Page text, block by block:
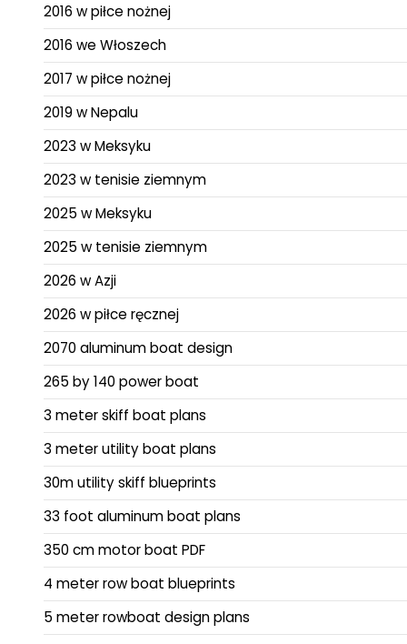
2016 w piłce nożnej
2016 we Włoszech
2017 w piłce nożnej
2019 w Nepalu
2023 w Meksyku
2023 w tenisie ziemnym
2025 w Meksyku
2025 w tenisie ziemnym
2026 w Azji
2026 w piłce ręcznej
2070 aluminum boat design
265 by 140 power boat
3 meter skiff boat plans
3 meter utility boat plans
30m utility skiff blueprints
33 foot aluminum boat plans
350 cm motor boat PDF
4 meter row boat blueprints
5 meter rowboat design plans